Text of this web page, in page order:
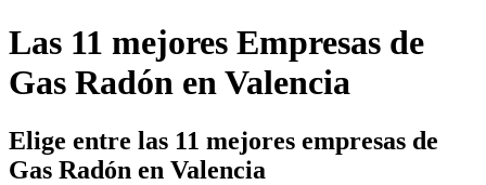
Las 11 mejores Empresas de
Gas Radón enValencia
Elige entre las 11 mejores empresas de
Gas Radón en Valencia